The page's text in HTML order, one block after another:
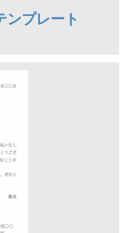
ンプレート